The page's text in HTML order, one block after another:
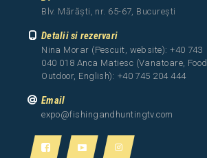
Blv. Mărăști, nr. 65-67, București
Detalii si rezervari
Nina Morar (Pescuit, website): +40 743
040 018 Anca Matiesc (Vanatoare, Food,
Outdoor, English): +40 745 204 444
Email
expo@fishingandhuntingtv.com